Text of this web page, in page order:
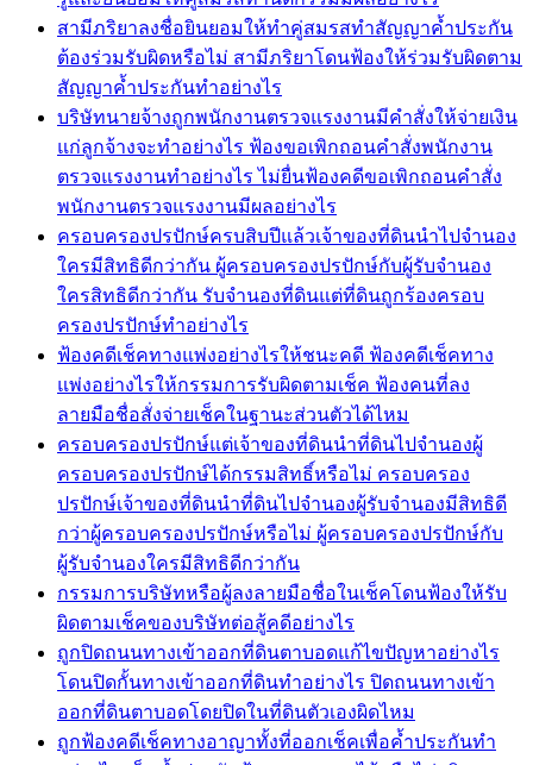
สามีภริยาลงชื่อยินยอมให้ทำคู่สมรสทำสัญญาค้ำประกัน
ต้องร่วมรับผิดหรือไม่ สามีภริยาโดนฟ้องให้ร่วมรับผิดตาม
สัญญาค้ำประกันทำอย่างไร
บริษัทนายจ้างถูกพนักงานตรวจแรงงานมีคำสั่งให้จ่ายเงิน
แก่ลูกจ้างจะทำอย่างไร ฟ้องขอเพิกถอนคำสั่งพนักงาน
ตรวจแรงงานทำอย่างไร ไม่ยื่นฟ้องคดีขอเพิกถอนคำสั่ง
พนักงานตรวจแรงงานมีผลอย่างไร
ครอบครองปรปักษ์ครบสิบปีแล้วเจ้าของที่ดินนำไปจำนอง
ใครมีสิทธิดีกว่ากัน ผู้ครอบครองปรปักษ์กับผู้รับจำนอง
ใครสิทธิดีกว่ากัน รับจำนองที่ดินแต่ที่ดินถูกร้องครอบ
ครองปรปักษ์ทำอย่างไร
ฟ้องคดีเช็คทางแพ่งอย่างไรให้ชนะคดี ฟ้องคดีเช็คทาง
แพ่งอย่างไรให้กรรมการรับผิดตามเช็ค ฟ้องคนที่ลง
ลายมือชื่อสั่งจ่ายเช็คในฐานะส่วนตัวได้ไหม
ครอบครองปรปักษ์แต่เจ้าของที่ดินนำที่ดินไปจำนองผู้
ครอบครองปรปักษ์ได้กรรมสิทธิ์หรือไม่ ครอบครอง
ปรปักษ์เจ้าของที่ดินนำที่ดินไปจำนองผู้รับจำนองมีสิทธิดี
กว่าผู้ครอบครองปรปักษ์หรือไม่ ผู้ครอบครองปรปักษ์กับ
ผู้รับจำนองใครมีสิทธิดีกว่ากัน
กรรมการบริษัทหรือผู้ลงลายมือชื่อในเช็คโดนฟ้องให้รับ
ผิดตามเช็คของบริษัทต่อสู้คดีอย่างไร
ถูกปิดถนนทางเข้าออกที่ดินตาบอดแก้ไขปัญหาอย่างไร
โดนปิดกั้นทางเข้าออกที่ดินทำอย่างไร ปิดถนนทางเข้า
ออกที่ดินตาบอดโดยปิดในที่ดินตัวเองผิดไหม
ถูกฟ้องคดีเช็คทางอาญาทั้งที่ออกเช็คเพื่อค้ำประกันทำ